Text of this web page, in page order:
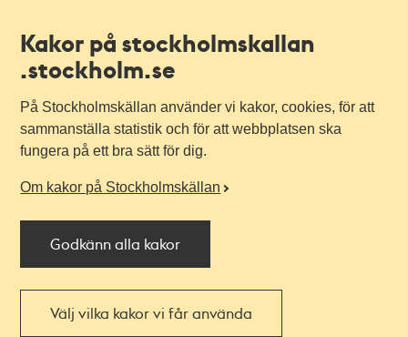
Kakor på stockholmskallan
.stockholm.se
På Stockholmskällan använder vi kakor, cookies, för att
sammanställa statistik och för att webbplatsen ska
fungera på ett bra sätt för dig.
Om kakor på Stockholmskällan
Godkänn alla kakor
Välj vilka kakor vi får använda